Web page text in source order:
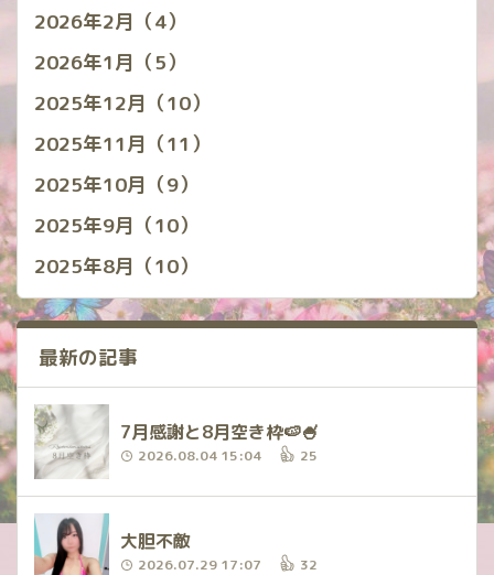
2026年2月（4）
2026年1月（5）
2025年12月（10）
2025年11月（11）
2025年10月（9）
2025年9月（10）
2025年8月（10）
最新の記事
7月感謝と8月空き枠🍉🍧
2026.08.04 15:04 25
大胆不敵
2026.07.29 17:07 32